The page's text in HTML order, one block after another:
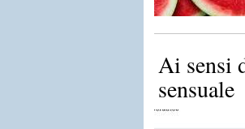
Ai sensi
sensuale